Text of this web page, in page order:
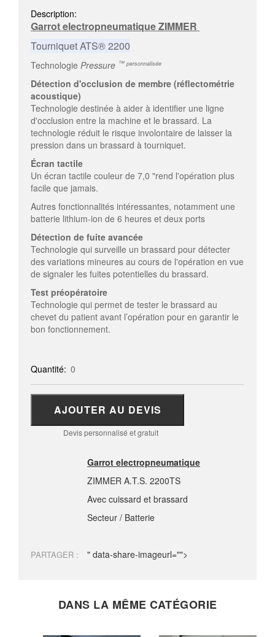
Description:
Garrot electropneumatique ZIMMER
Tourniquet ATS® 2200
Technologie Pressure ™ personnalisée
Détection d'occlusion de membre (réflectométrie
acoustique)
Technologie destinée à aider à identifier une ligne
d'occlusion entre la machine et le brassard. La
technologie réduit le risque involontaire de laisser la
pression dans un brassard à tourniquet.
Écran tactile
Un écran tactile couleur de 7,0 "rend l'opération plus
facile que jamais.
Autres fonctionnalités intéressantes, notamment une
batterie lithium-ion de 6 heures et deux ports
Détection de fuite avancée
Technologie qui surveille un brassard pour détecter
des variations mineures au cours de l'opération en vue
de signaler les fuites potentielles du brassard.
Test préopératoire
Technologie qui permet de tester le brassard au
chevet du patient avant l’opération pour en garantir le
bon fonctionnement.
Quantité: 0
AJOUTER AU DEVIS
Devis personnalisé et gratuit
PARTAGER :
Garrot electropneumatique
ZIMMER A.T.S. 2200TS
Avec cuissard et brassard
Secteur / Batterie
" data-share-imageurl="">
DANS LA MÊME CATÉGORIE